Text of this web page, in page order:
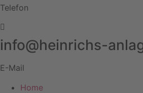
Telefon
info@heinrichs-
E-Mail
Home